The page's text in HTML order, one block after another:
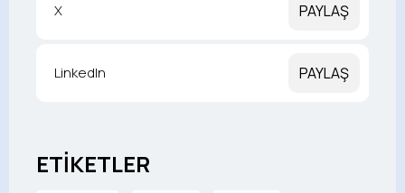
X PAYLAŞ
LinkedIn PAYLAŞ
ETİKETLER